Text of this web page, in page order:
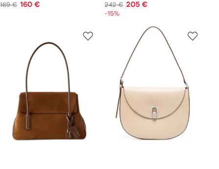
169 € 160 € 242 € 205 €
-15%